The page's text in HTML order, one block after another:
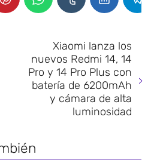
Xiaomi lanza los
nuevos Redmi 14, 14
Pro y 14 Pro Plus con
batería de 6200mAh
y cámara de alta
luminosidad